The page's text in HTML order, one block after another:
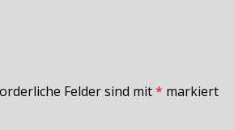
Felder sind mit* markiert